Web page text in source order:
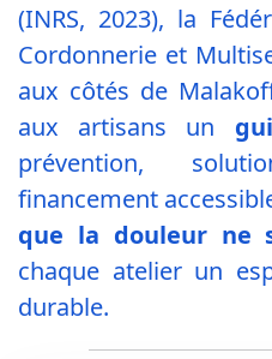
(INRS, 2023), la
Cordonnerie et
aux côtés de
aux artisans un
prévention,
financement
que la douleur ne
chaque atelier un
durable.